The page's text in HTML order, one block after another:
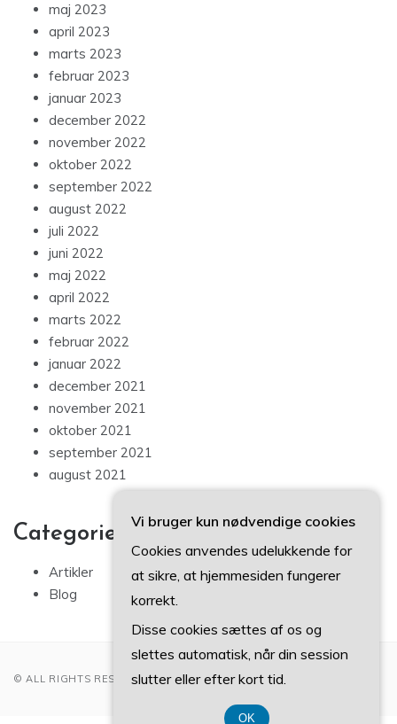
maj 2023
april 2023
marts 2023
februar 2023
januar 2023
december 2022
november 2022
oktober 2022
september 2022
august 2022
juli 2022
juni 2022
maj 2022
april 2022
marts 2022
februar 2022
januar 2022
december 2021
november 2021
oktober 2021
september 2021
august 2021
Categories
Artikler
Blog
© ALL RIGHTS RESERVED 2022
Vi bruger kun nødvendige cookies
Cookies anvendes udelukkende for
at sikre, at hjemmesiden fungerer
korrekt.
Disse cookies sættes af os og
slettes automatisk, når din session
slutter eller efter kort tid.
OK